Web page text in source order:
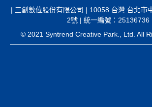
| 三創數位股份有限公司 | 10058 台灣 台北市
2號 | 統一編號：25136736
© 2021 Syntrend Creative Park., Ltd. All